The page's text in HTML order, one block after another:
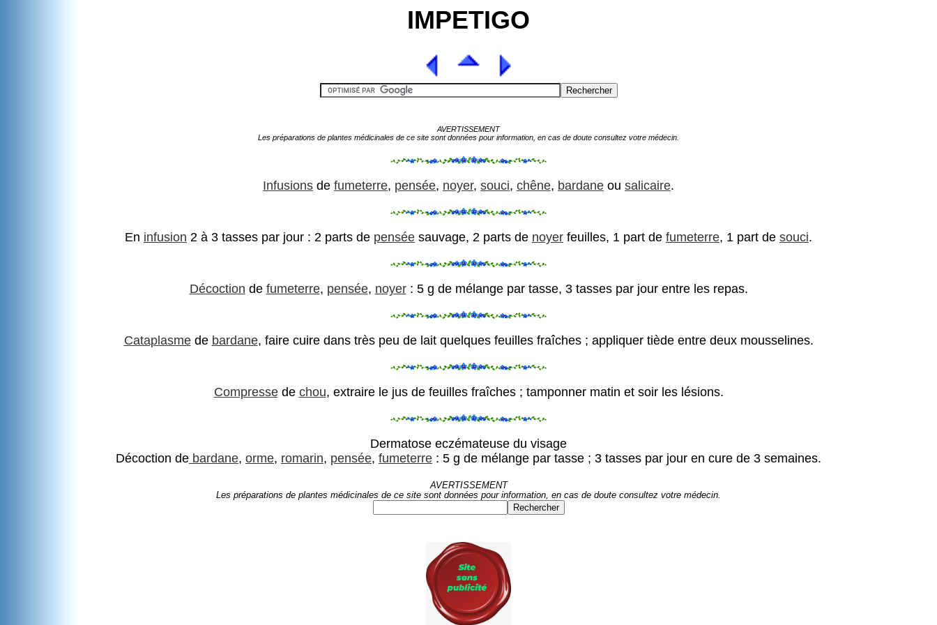
IMPETIGO
AVERTISSEMENT
Les préparations de plantes médicinales de ce site sont données pour information, en cas de doute consultez votre médecin.
Infusions de fumeterre, pensée, noyer, souci, chêne, bardane ou salicaire.
En infusion 2 à 3 tasses par jour : 2 parts de pensée sauvage, 2 parts de noyer feuilles, 1 part de fumeterre, 1 part de souci.
Décoction de fumeterre, pensée, noyer: 5 g de mélange par tasse, 3 tasses par jour entre les repas.
Cataplasmede bardane, faire cuire dans très peu de lait quelques feuilles fraîches ; appliquer tiède entre deux mousselines.
Compressede chou, extraire le jus de feuilles fraîches ; tamponner matin et soir les lésions.
Dermatose eczémateuse du visage
Décoction de bardane, orme, romarin, pensée, fumeterre : 5 g de mélange par tasse ; 3 tasses par jour en cure de 3 semaines.
AVERTISSEMENT
Les préparations de plantes médicinales de ce site sont données pour information, en cas de doute consultez votre médecin.